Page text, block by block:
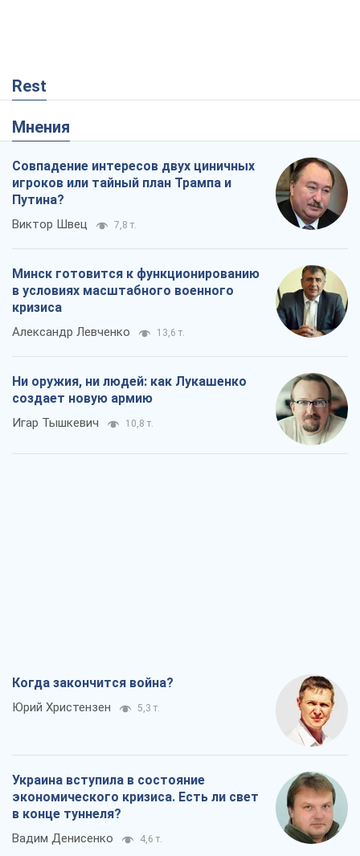
Rest
Мнения
Совпадение интересов двух циничных
игроков или тайный план Трампа и
Путина?
Виктор Швец 7,8 т.
Минск готовится к функционированию
в условиях масштабного военного
кризиса
Александр Левченко 13,6 т.
Ни оружия, ни людей: как Лукашенко
создает новую армию
Игар Тышкевич 10,8 т.
Когда закончится война?
Юрий Христензен 5,3 т.
Украина вступила в состояние
экономического кризиса. Есть ли свет
в конце туннеля?
Вадим Денисенко 4,6 т.